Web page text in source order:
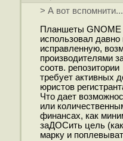
> А вот
Планшеты GNOME
использовал давно
исправленную,
производителями
соотв.
требует активных
юристов
Что дает
или
финансах, как
заДОСить цель
марку и